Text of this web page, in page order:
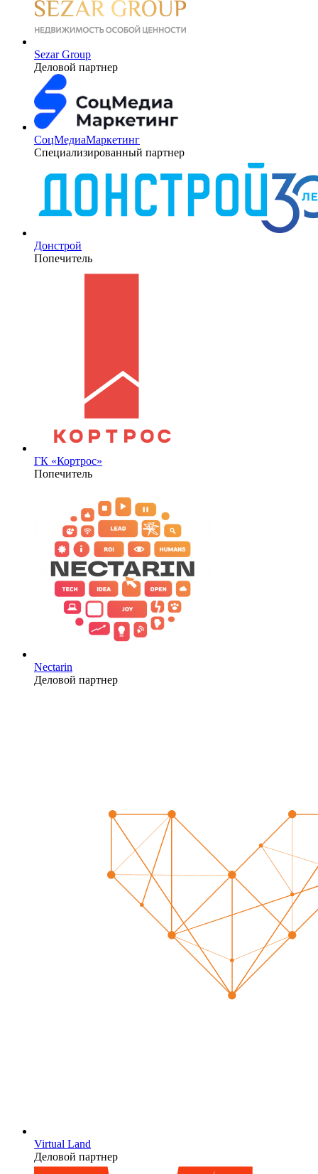
Sezar Group
Деловой партнер
СоцМедиаМаркетинг
Специализированный партнер
Донстрой
Попечитель
ГК «Кортрос»
Попечитель
Nectarin
Деловой партнер
Virtual Land
Деловой партнер